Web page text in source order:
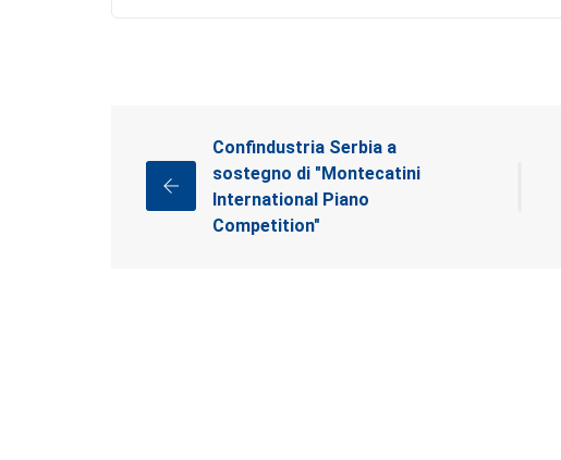
Confindustria Serbia a
sostegno di "Montecatini
International Piano
Competition"